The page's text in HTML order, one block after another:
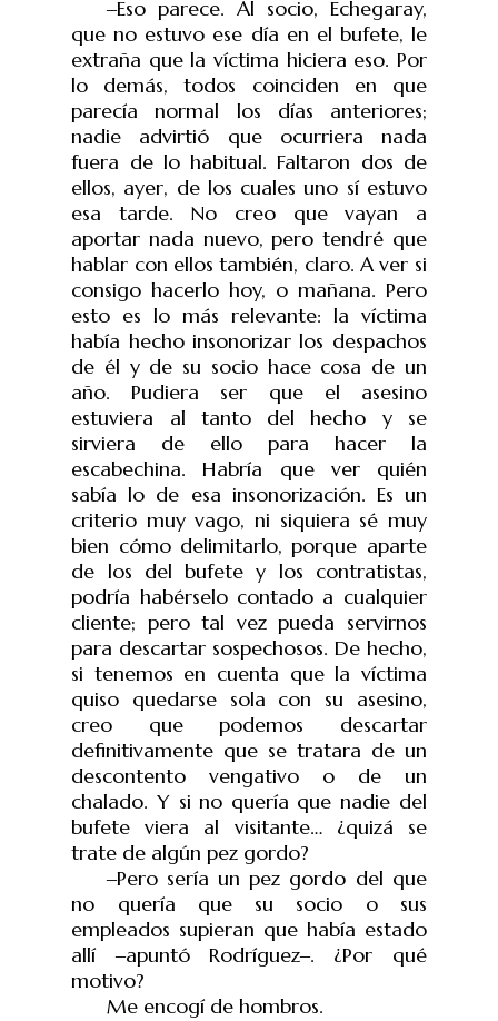
‒Eso parece. Al socio, Echegaray,
que no estuvo ese día en el bufete, le
extraña que la víctima hiciera eso. Por
lo demás, todos coinciden en que
parecía normal los días anteriores;
nadie advirtió que ocurriera nada
fuera de lo habitual. Faltaron dos de
ellos, ayer, de los cuales uno sí estuvo
esa tarde. No creo que vayan a
aportar nada nuevo, pero tendré que
hablar con ellos también, claro. A ver si
consigo hacerlo hoy, o mañana. Pero
esto es lo más relevante: la víctima
había hecho insonorizar los despachos
de él y de su socio hace cosa de un
año. Pudiera ser que el asesino
estuviera al tanto del hecho y se
sirviera de ello para hacer la
escabechina. Habría que ver quién
sabía lo de esa insonorización. Es un
criterio muy vago, ni siquiera sé muy
bien cómo delimitarlo, porque aparte
de los del bufete y los contratistas,
podría habérselo contado a cualquier
cliente; pero tal vez pueda servirnos
para descartar sospechosos. De hecho,
si tenemos en cuenta que la víctima
quiso quedarse sola con su asesino,
creo que podemos descartar
definitivamente que se tratara de un
descontento vengativo o de un
chalado. Y si no quería que nadie del
bufete viera al visitante… ¿quizá se
trate de algún pez gordo?
‒Pero sería un pez gordo del que
no quería que su socio o sus
empleados supieran que había estado
allí‒apuntóRodríguez‒. ¿Por qué
motivo?
Me encogí de hombros.